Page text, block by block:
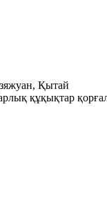
Қытай
құқықтар